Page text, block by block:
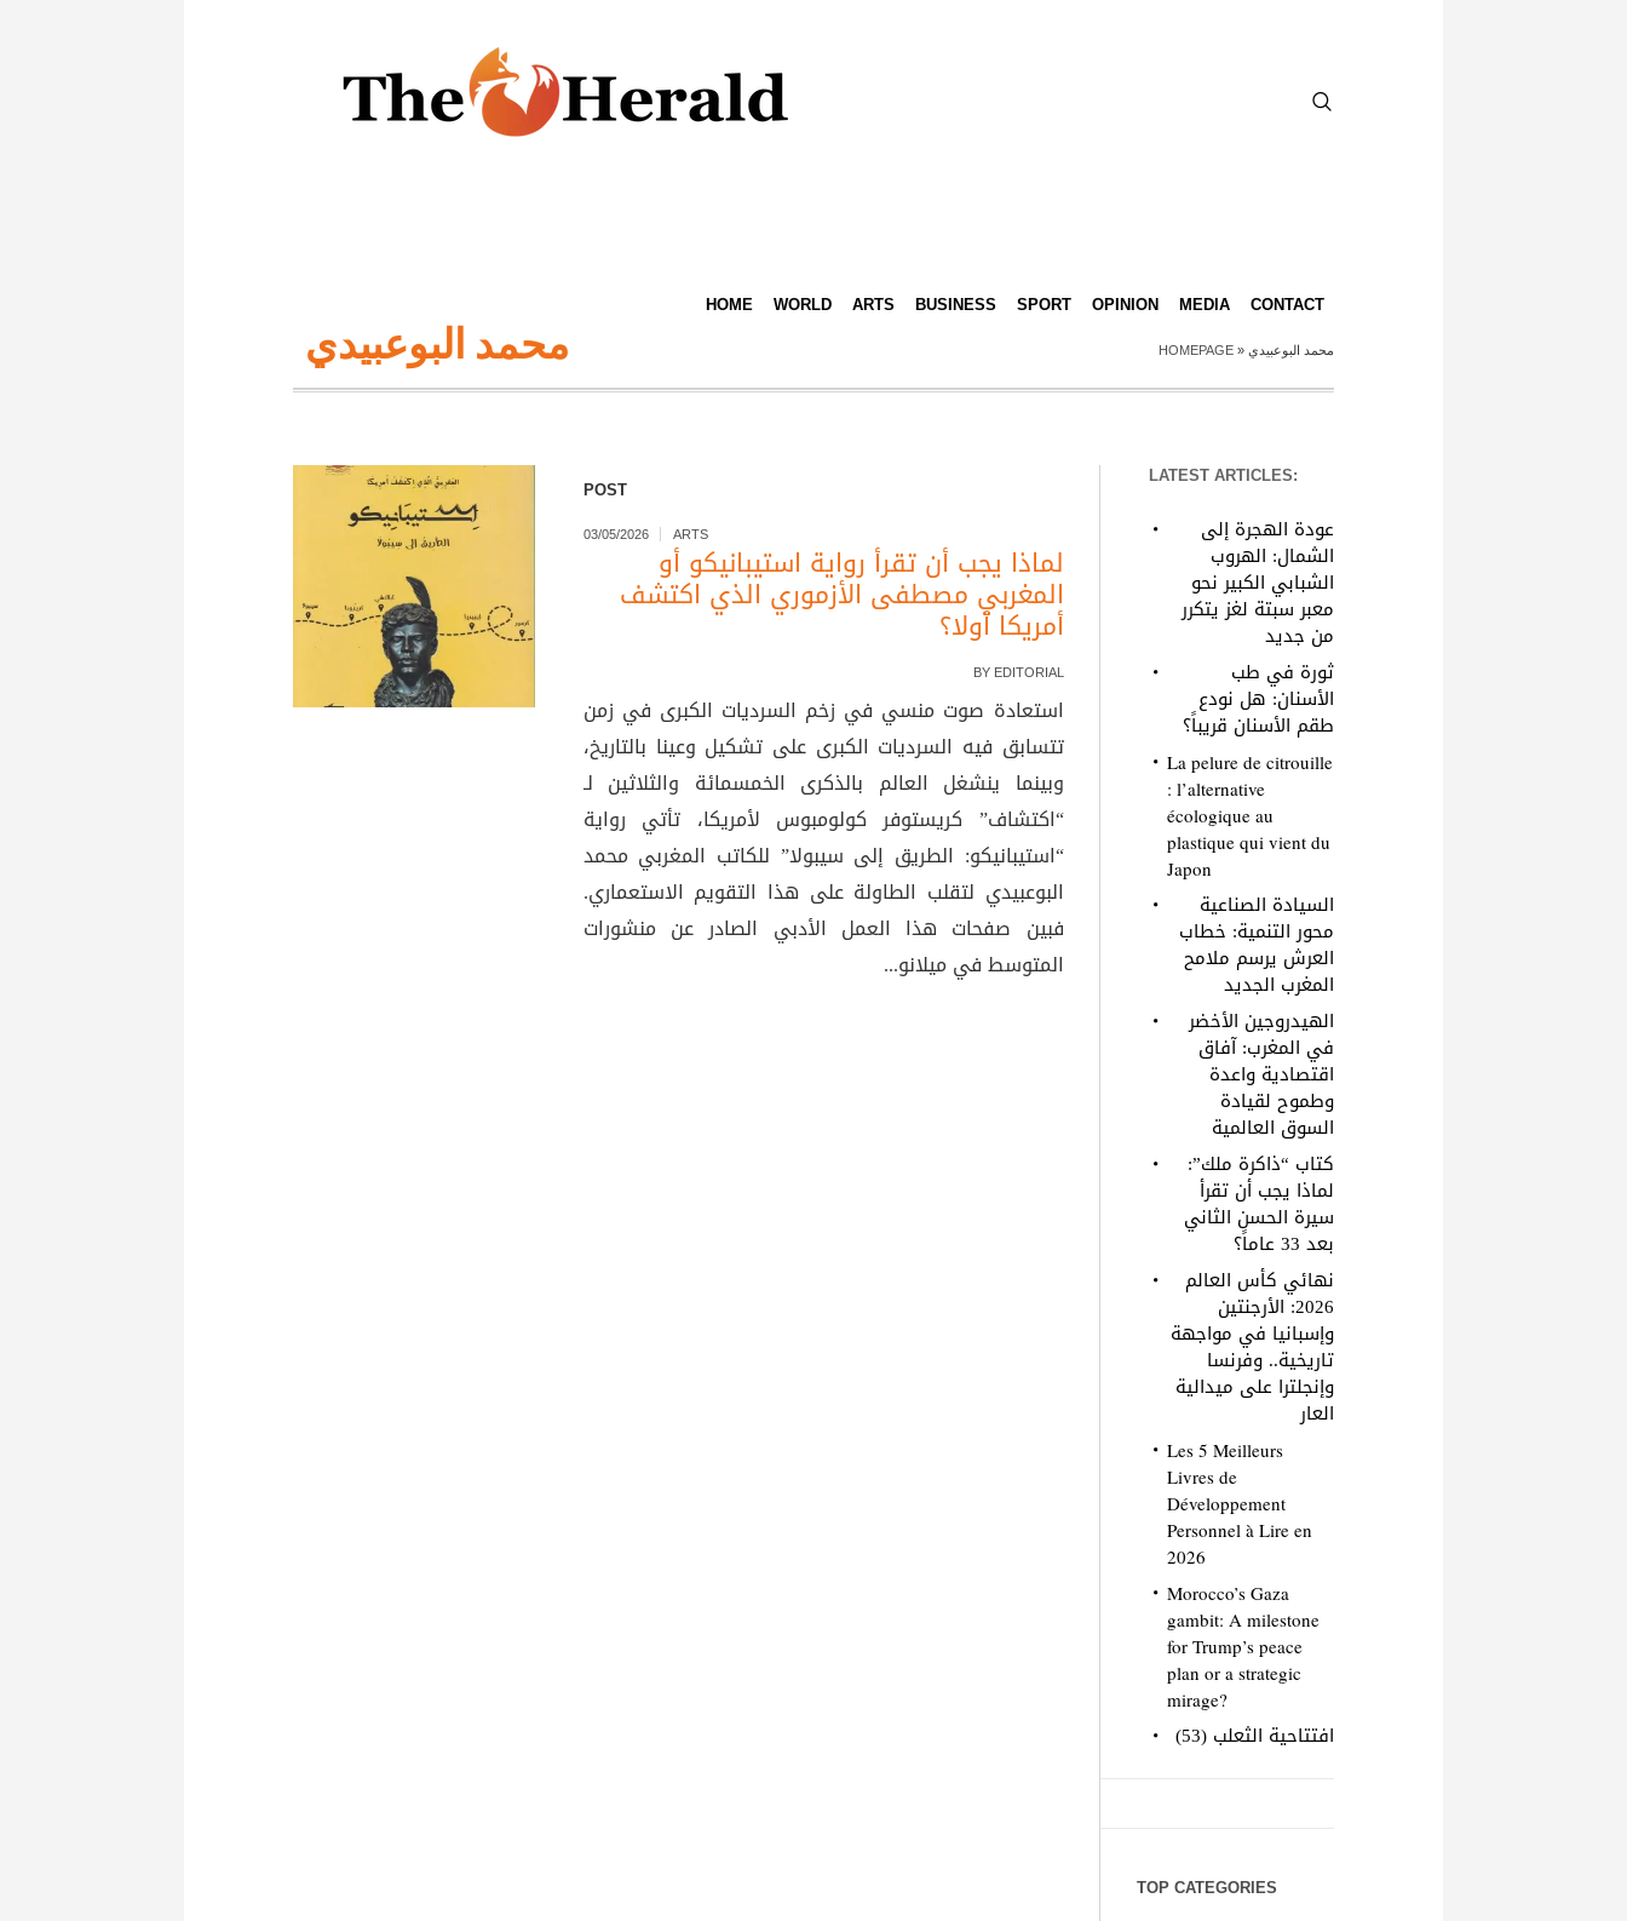
HOME WORLD ARTS BUSINESS SPORT OPINION MEDIA CONTACT
محمد البوعبيدي HOMEPAGE » محمد البوعبيدي
POST
03/05/2026 ARTS
لماذا يجب أن تقرأ رواية استيبانيكو أو
المغربي مصطفى الأزموري الذي اكتشف
أمريكا أولا؟
BY EDITORIAL
استعادة صوت منسي في زخم السرديات الكبرى في زمن
تتسابق فيه السرديات الكبرى على تشكيل وعينا بالتاريخ،
وبينما ينشغل العالم بالذكرى الخمسمائة والثلاثين لـ
“اكتشاف” كريستوفر كولومبوس لأمريكا، تأتي رواية
“استيبانيكو: الطريق إلى سيبولا” للكاتب المغربي محمد
البوعبيدي لتقلب الطاولة على هذا التقويم الاستعماري.
فبين صفحات هذا العمل الأدبي الصادر عن منشورات
المتوسط في ميلانو...
LATEST ARTICLES:
عودة الهجرة إلى
الشمال: الهروب
الشبابي الكبير نحو
معبر سبتة لغز يتكرر
من جديد
ثورة في طب
الأسنان: هل نودع
طقم الأسنان قريباً؟
La pelure de citrouille
: l’alternative
écologique au
plastique qui vient du
Japon
السيادة الصناعية
محور التنمية: خطاب
العرش يرسم ملامح
المغرب الجديد
الهيدروجين الأخضر
في المغرب: آفاق
اقتصادية واعدة
وطموح لقيادة
السوق العالمية
كتاب “ذاكرة ملك”:
لماذا يجب أن تقرأ
سيرة الحسن الثاني
بعد 33 عاماً؟
نهائي كأس العالم
2026: الأرجنتين
وإسبانيا في مواجهة
تاريخية.. وفرنسا
وإنجلترا على ميدالية
العار
Les 5 Meilleurs
Livres de
Développement
Personnel à Lire en
2026
Morocco’s Gaza
gambit: A milestone
for Trump’s peace
plan or a strategic
mirage?
افتتاحية الثعلب (53)
TOP CATEGORIES